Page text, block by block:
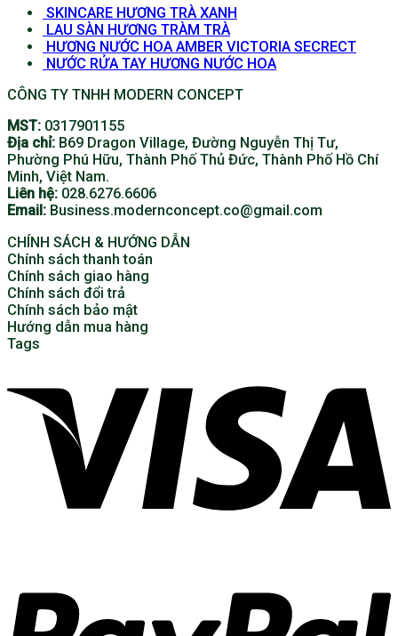
SKINCARE HƯƠNG TRÀ XANH
LAU SÀN HƯƠNG TRÀM TRÀ
HƯƠNG NƯỚC HOA AMBER VICTORIA SECRECT
NƯỚC RỬA TAY HƯƠNG NƯỚC HOA
CÔNG TY TNHH MODERN CONCEPT
MST: 0317901155
Địa chỉ: B69 Dragon Village, Đường Nguyễn Thị Tư,
Phường Phú Hữu, Thành Phố Thủ Đức, Thành Phố Hồ Chí
Minh, Việt Nam.
Liên hệ: 028.6276.6606
Email: Business.modernconcept.co@gmail.com
CHÍNH SÁCH & HƯỚNG DẪN
Chính sách thanh toán
Chính sách giao hàng
Chính sách đổi trả
Chính sách bảo mật
Hướng dẫn mua hàng
Tags